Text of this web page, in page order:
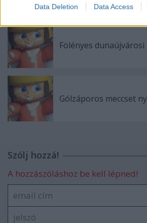
Data Deletion Data Access
Fölényes dunaújvárosi
Gólzáporos meccset
Szólj hozzá!
A hozzászóláshoz be kell lépned!